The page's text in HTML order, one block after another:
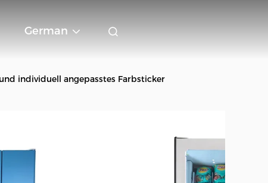
German
individuell angepasstes Farbsticker